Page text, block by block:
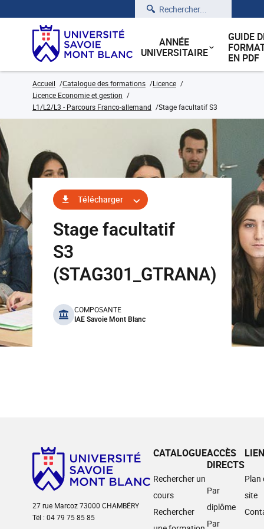
Rechercher
ANNÉE
UNIVERSITAIRE
GUIDE
EN PDF
Accueil Catalogue des formations
Licence
Licence Economie et gestion
L1/L2/L3 - Parcours Franco-allemand
Stage facultatif S3
Télécharger
Stage facultatif
S3
(STAG301_GTRANA)
benefits
COMPOSANTE
IAE Savoie Mont Blanc
27 rue Marcoz 73000 CHAMBÉRY
Tél : 04 79 75 85 85
CATALOGUE
Rechercher un
cours
Rechercher
ACCÈS
DIRECTS
Par
diplôme
Par
Plan
site